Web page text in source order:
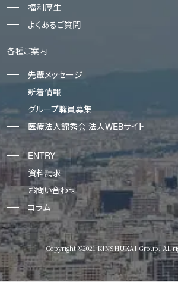
福利厚生
よくあるご質問
各種ご案内
先輩メッセージ
新着情報
グループ職員募集
医療法人錦秀会 法人WEBサイト
ENTRY
資料請求
お問い合わせ
コラム
Copyright ©2021 KINSHUKAI Group. All